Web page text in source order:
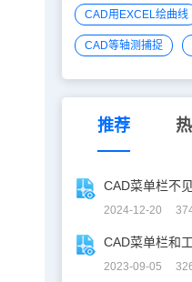
CAD用EXCEL绘曲线
CAD等轴测捕捉
推荐 热
2024-12-20
2023-09-05